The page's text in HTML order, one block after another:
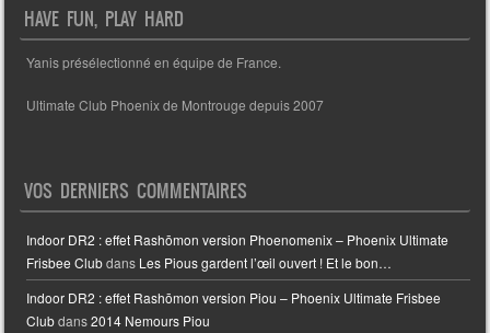
HAVE FUN, PLAY HARD
Yanis présélectionné en équipe de France.
Ultimate Club Phoenix de Montrouge depuis 2007
VOS DERNIERS COMMENTAIRES
Indoor DR2 : effet Rashōmon version Phoenomenix – Phoenix Ultimate
Frisbee Clubdans Les Pious gardent l’œil ouvert ! Et le bon…
Indoor DR2 : effet Rashōmon version Piou – Phoenix Ultimate Frisbee
Clubdans2014 Nemours Piou